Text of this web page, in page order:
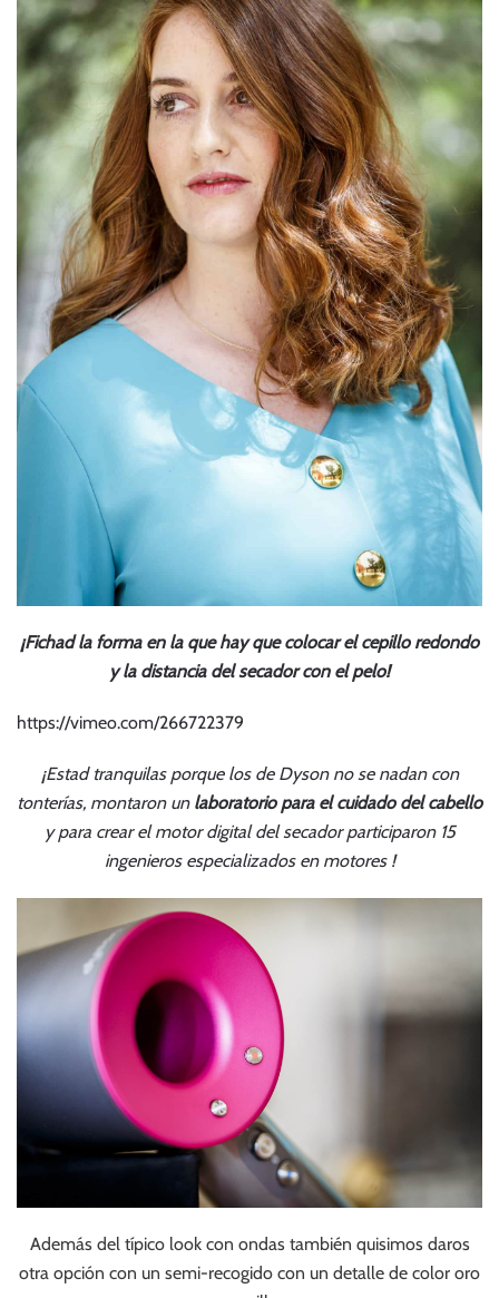
¡Fichad la forma en la que hay que colocar el cepillo redondo
y la distancia del secador con el pelo!
https://vimeo.com/266722379
¡Estad tranquilas porque los de Dysonno se nadan con
tonterías, montaron unlaboratorio para el cuidado del cabello
y para crear el motor digital del secador participaron 15
ingenieros especializados en motores !
Además del típico look con ondas también quisimos daros
otra opción con un semi-recogido con un detalle de color oro